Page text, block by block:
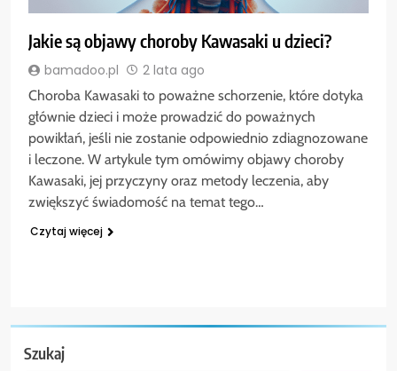
Jakie są objawy choroby Kawasaki u dzieci?
bamadoo.pl 2 lata ago
Choroba Kawasaki to poważne schorzenie, które dotyka
głównie dzieci i może prowadzić do poważnych
powikłań, jeśli nie zostanie odpowiednio zdiagnozowane
i leczone. W artykule tym omówimy objawy choroby
Kawasaki, jej przyczyny oraz metody leczenia, aby
zwiększyć świadomość na temat tego…
Czytaj więcej
Szukaj